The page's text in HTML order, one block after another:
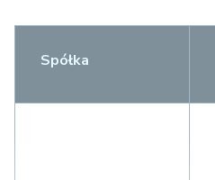
Spółka